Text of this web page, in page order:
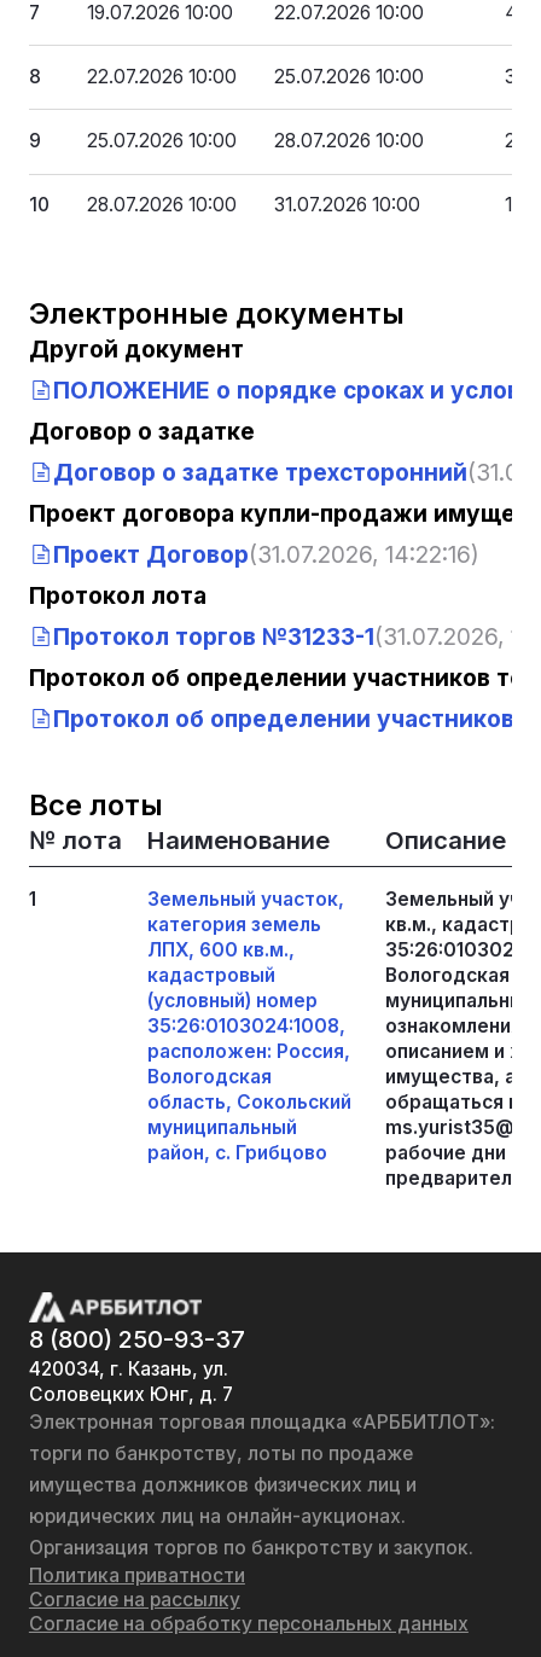
7 19.07.2026 10:00 22.07.2026 10:00 46
8 22.07.2026 10:00 25.07.2026 10:00 35
9 25.07.2026 10:00 28.07.2026 10:00 23
10 28.07.2026 10:00 31.07.2026 10:00 11
Электронные документы
Другой документ
ПОЛОЖЕНИЕ о порядке сроках и
Договор о задатке
Договор о задатке трехсторонний
Проект договора купли-продажи
Проект Договор(31.07.2026, 14:22:16)
Протокол лота
Протокол торгов №31233-1(31.07.2026,
Протокол об определении участников
Протокол об определении участников
Все лоты
№ лота Наименование Описание
1
Земельный участок,
категория земель
ЛПХ, 600 кв.м.,
кадастровый
(условный) номер
35:26:0103024:1008,
расположен: Россия,
Вологодская
область, Сокольский
муниципальный
район, с. Грибцово
Земельный
кв.м.,
Вологодская
ознакомления
описанием и
имущества, а
обращаться по
рабочие дни с
8 (800) 250-93-37
420034, г. Казань, ул.
Соловецких Юнг, д. 7
Электронная торговая площадка «АРББИТЛОТ»:
торги по банкротству, лоты по продаже
имущества должников физических лиц и
юридических лиц на онлайн-аукционах.
Организация торгов по банкротству и закупок.
Политика приватности
Согласие на рассылку
Согласие на обработку персональных данных